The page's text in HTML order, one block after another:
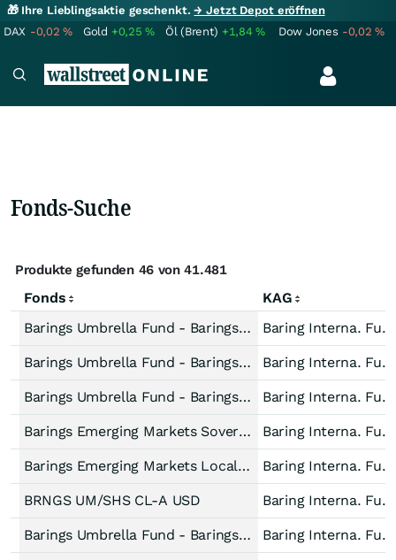
🎁 Ihre Lieblingsaktie geschenkt.→ Jetzt Depot eröffnen
DAX -0,02% Gold +0,25% Öl (Brent) +1,84% Dow Jones -0,02%
Fonds-Suche
Produkte gefunden 46 von 41.481
Fonds
KAG
Barings Umbrella Fund - Barings Emerging Markets Debt Blended Total Return Fund Accum USD
Baring Interna. Fund
Barings Umbrella Fund - Barings Emerging Markets Local Debt Fund Unhedged EUR Baring Interna. Fund
Barings Umbrella Fund - Barings Emerging Markets Local Debt Fund Accum Unhedged EUR Baring Interna. Fund
Barings Emerging Markets Sovereign Debt Fund E1 EUR Acc. Unh Baring Interna. Fund
Barings Emerging Markets Local Debt Fund E1 EUR Unhedged Acc Baring Interna. Fund
BRNGS UM/SHS CL-A USD Baring Interna. Fund
Barings Umbrella Fund - Barings Emerging Markets Local Debt Fund Accum USD Baring Interna. Fund